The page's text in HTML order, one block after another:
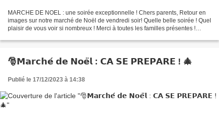
MARCHE DE NOEL : une soirée exceptionnelle ! Chers parents, Retour en
images sur notre marché de Noël de vendredi soir! Quelle belle soirée ! Quel
plaisir de vous voir si nombreux ! Merci à toutes les familles présentes !
🎅𝗠𝗮𝗿𝗰𝗵𝗲́ 𝗱𝗲 𝗡𝗼𝗲̈𝗹 : 𝗖𝗔 𝗦𝗘 𝗣𝗥𝗘𝗣𝗔𝗥𝗘 ! 🎄
Publié le 17/12/2023 à 14:38